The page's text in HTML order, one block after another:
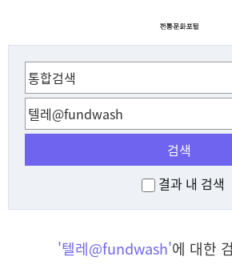
검색
결과 내 검색
'텔레@fundwash'에 대한